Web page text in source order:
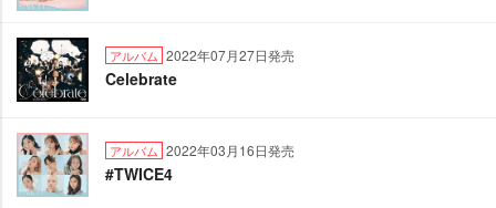
アルバム 2022年07月27日発売
Celebrate
アルバム 2022年03月16日発売
#TWICE4